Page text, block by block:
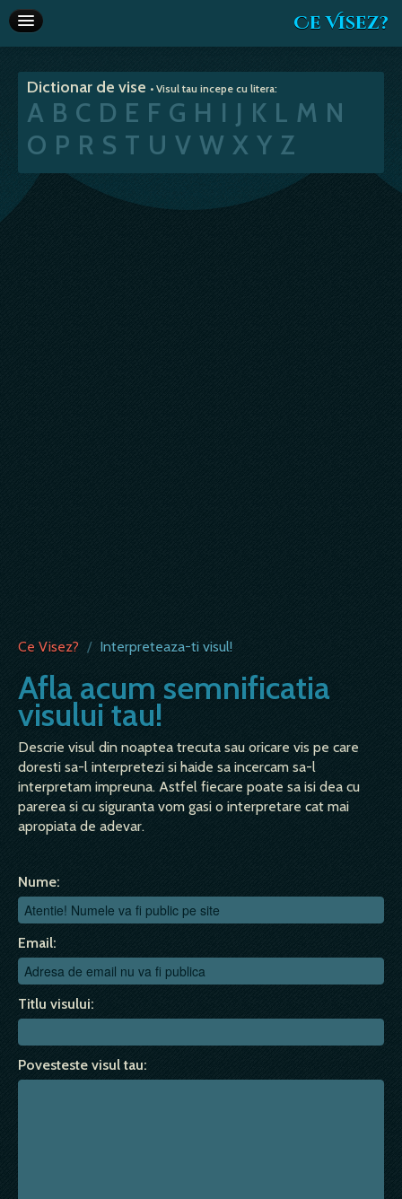
Ce Visez?
Interpretare vise
Articole
Va recomandam
Dictionar de vise • Visul tau incepe cu litera:
A B C D E F G H I J K L M N
O P R S T U V W X Y Z
Ce Visez? / Interpreteaza-ti visul!
Afla acum semnificatia
visului tau!
Descrie visul din noaptea trecuta sau oricare vis pe care
doresti sa-l interpretezi si haide sa incercam sa-l
interpretam impreuna. Astfel fiecare poate sa isi dea cu
parerea si cu siguranta vom gasi o interpretare cat mai
apropiata de adevar.
Nume:
Email:
Titlu visului:
Povesteste visul tau: